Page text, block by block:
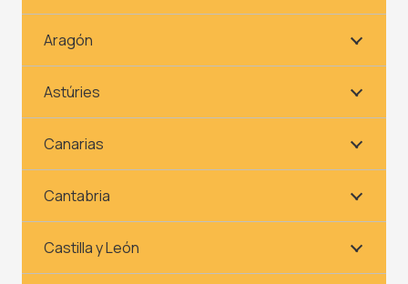
Aragón
Astúries
Canarias
Cantabria
Castilla y León